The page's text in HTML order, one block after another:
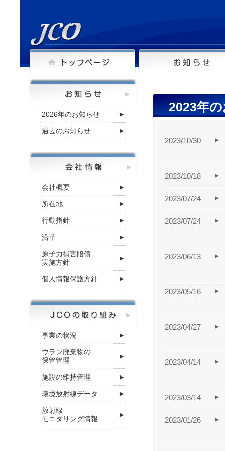
2023年
2023/10/30
2023/10/18
2023/07/24
2023/07/24
2023/06/13
2023/05/16
2023/04/27
2023/04/14
2023/03/14
2023/01/26
2026年のお知らせ
過去のお知らせ
会社概要
所在地
行動指針
沿革
原子力損害賠償
実施方針
個人情報保護方針
事業の状況
ウラン廃棄物の
保管管理
施設の維持管理
環境放射線データ
放射線
モニタリング情報